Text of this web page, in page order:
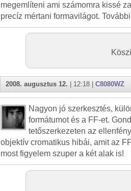
megemlíteni ami számomra kissé
precíz mértani formavilágot.
2008. augusztus 12. | 12:18 | C8080WZ
Nagyon jó szerkesztés,
formátumot és a FF-et.
tetőszerkezeten az
objektív cromatikus hibái, amit az
most figyelem szuper a két alak is!